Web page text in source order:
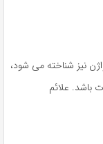
نیز شناخته می شود،
باشد. علائم